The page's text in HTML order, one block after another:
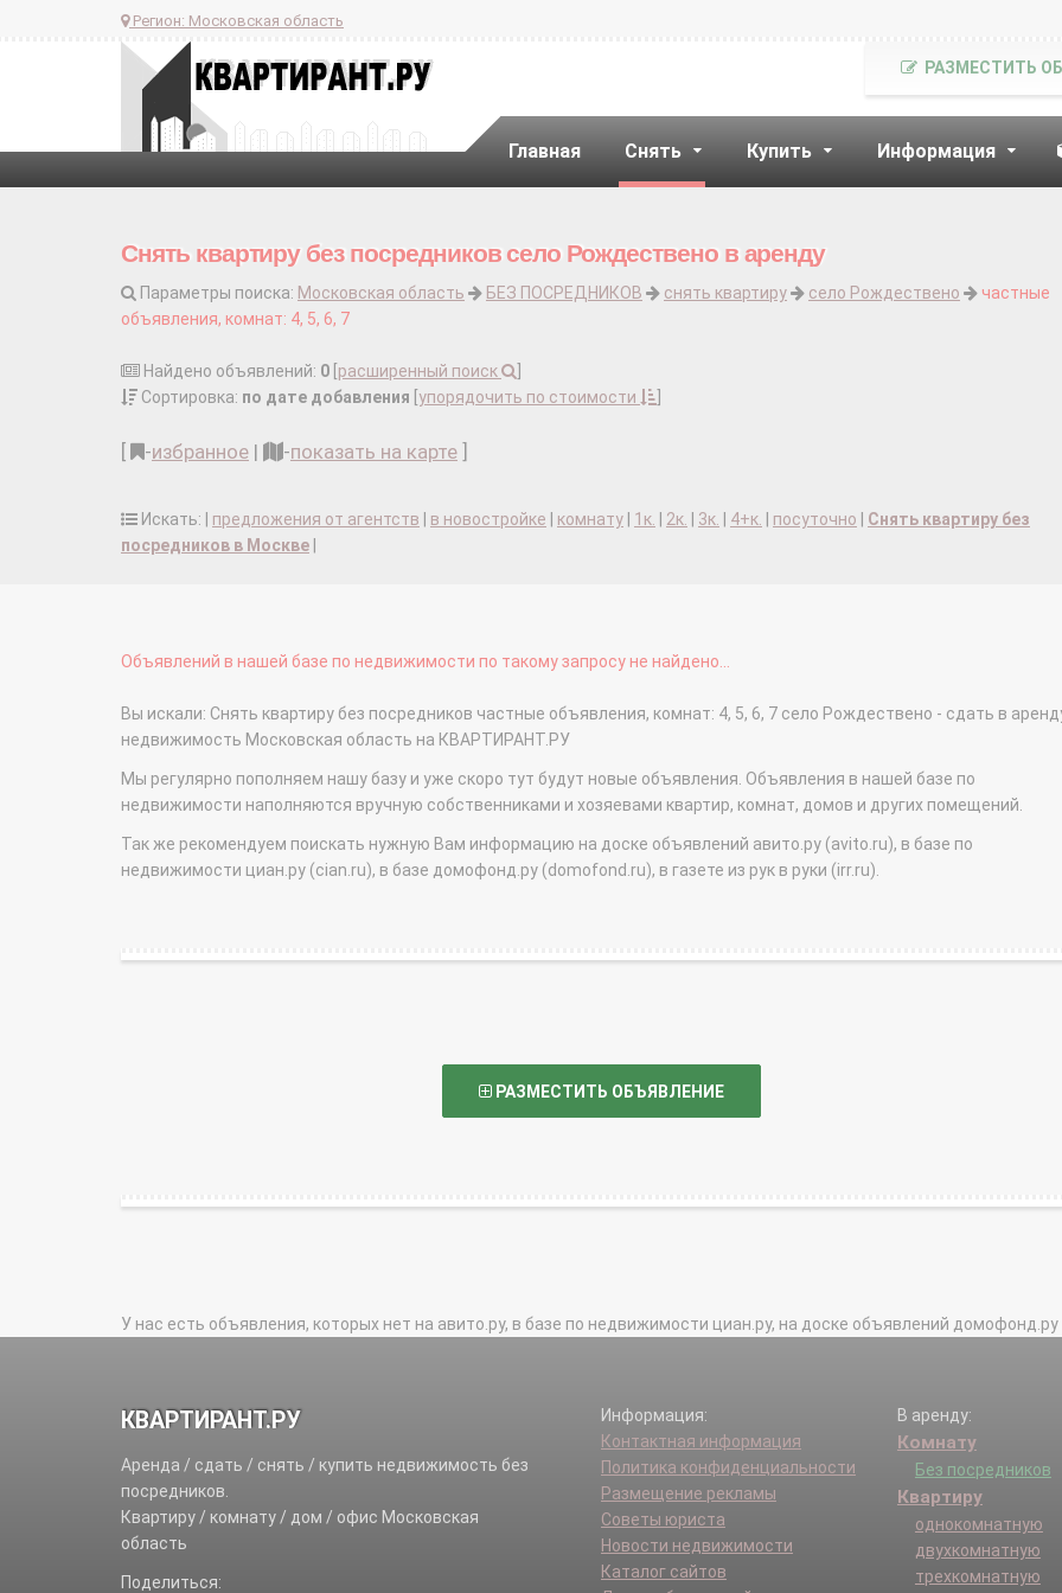
Регион: Московская область
Главная Снять Купить Информация
РАЗМЕСТИТЬ
Снять квартиру без посредников село Рождествено в аренду
Параметры поиска: Московская область БЕЗ ПОСРЕДНИКОВ снять квартиру село Рождествено
частные
объявления, комнат: 4, 5, 6, 7
Найдено объявлений: 0 расширенный поиск
Сортировка: по дате добавления упорядочить по стоимости
-избранное | -показать на карте
Искать: | предложения от агентств в новостройке комнату 1к. 2к. 3к. 4+к. посуточно
Снять квартиру без
посредников в Москве
Объявлений в нашей базе по недвижимости по такому запросу не найдено...
Вы искали: Снять квартиру без посредников частные объявления, комнат: 4, 5, 6, 7 село Рождествено - сдать в
недвижимость Московская область на КВАРТИРАНТ.РУ
Мы регулярно пополняем нашу базу и уже скоро тут будут новые объявления. Объявления в нашей базе по
недвижимости наполняются вручную собственниками и хозяевами квартир, комнат, домов и других помещений.
Так же рекомендуем поискать нужную Вам информацию на доске объявлений авито.ру (avito.ru), в базе по
недвижимости циан.ру (cian.ru), в базе домофонд.ру (domofond.ru), в газете из рук в руки (irr.ru).
РАЗМЕСТИТЬ ОБЪЯВЛЕНИЕ
У нас есть объявления, которых нет на авито.ру, в базе по недвижимости циан.ру, на доске объявлений домофонд.ру
КВАРТИРАНТ.РУ
Аренда / сдать / снять / купить недвижимость без
посредников.
Квартиру / комнату / дом / офис Московская
область
Поделиться:
Информация:
Контактная информация
Политика конфиденциальности
Размещение рекламы
Советы юриста
Новости недвижимости
Каталог сайтов
В аренду:
Комнату
Без посредников
Квартиру
однокомнатную
двухкомнатную
трехкомнатную